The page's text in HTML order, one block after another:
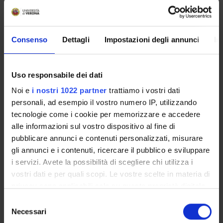
Consenso Dettagli Impostazioni degli annunci
Uso responsabile dei dati
Noi e i nostri 1022 partner trattiamo i vostri dati
personali, ad esempio il vostro numero IP, utilizzando
tecnologie come i cookie per memorizzare e accedere
alle informazioni sul vostro dispositivo al fine di
pubblicare annunci e contenuti personalizzati, misurare
gli annunci e i contenuti, ricercare il pubblico e sviluppare
i servizi. Avete la possibilità di scegliere chi utilizza i
vostri dati e per quali scopi. Le vostre scelte in materia di
modificare o revocare il proprio consenso in qualsiasi
delNecessari
ROBIOPSY ha come capofila il Dipartimento di Ingegneria
per la Medicina d'innovazione, dell'Università di Verona ed
è guidato dai Prof. Paolo Fiorini e Riccardo Muradore.
riguardo alle tecnologie attualmente sul mercato
rispetto alle performance economica e sociale.
Supportare lo sviluppo e l’immissione nel mercato di
dispositivi medici con potenziale innovativo con una
valutazione costo-efficacia preliminare
Effettuare una stima del valore potenziale della
tecnologia utilizzando strumenti avanzati come
modelli decisionali analitici che incorporano
l'incertezza (accuratezza diagnostica e outcome di